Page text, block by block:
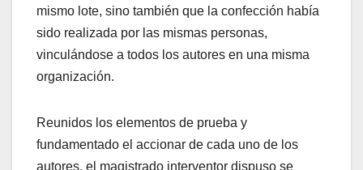
mismo lote, sino también que la confección había
sido realizada por las mismas personas,
vinculándose a todos los autores en una misma
organización.
Reunidos los elementos de prueba y
fundamentado el accionar de cada uno de los
autores, el magistrado interventor dispuso se